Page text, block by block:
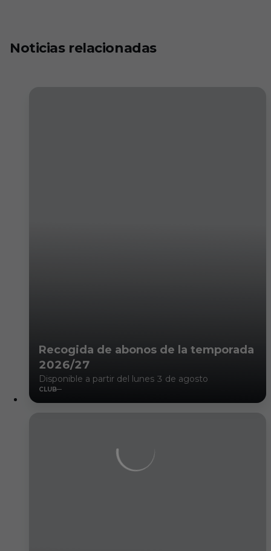
Noticias relacionadas
Recogida de abonos de la temporada
2026/27
Disponible a partir del lunes 3 de agosto
CLUB